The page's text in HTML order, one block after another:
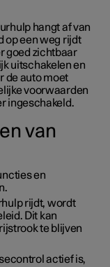
hangt af van
op een weg rijdt
goed zichtbaar
uitschakelen en
de auto moet
voorwaarden
ingeschakeld.
van
en
rijdt, wordt
Dit kan
te blijven
actief is,